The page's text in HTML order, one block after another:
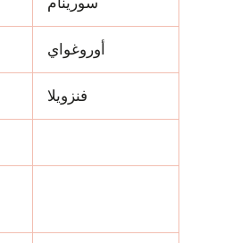
أوروغواي
فنزويلا